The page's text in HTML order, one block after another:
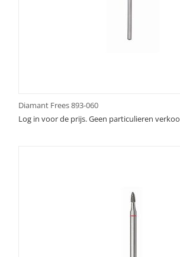
Diamant Frees 893-060
Log in voor de prijs. Geen particulieren